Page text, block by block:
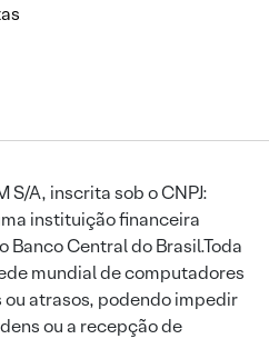
S/A, inscrita sob o CNPJ:
instituição financeira
Central do Brasil.Toda
mundial de computadores
atrasos, podendo impedir
ou a recepção de